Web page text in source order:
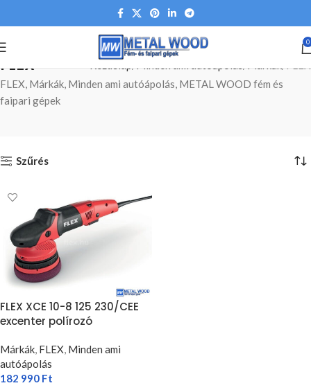
0
FLEX
FLEX, Márkák, Minden ami autóápolás, METAL WOOD fém és
faipari gépek
Szűrés
FLEX XCE 10-8 125 230/CEE
excenter polírozó
Márkák FLEX Minden ami
autóápolás
182 990 Ft